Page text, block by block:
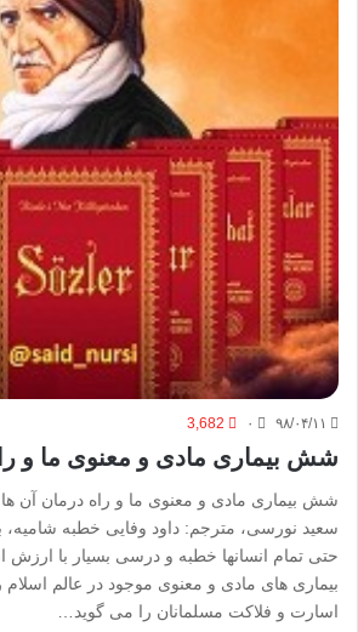
۹۸/۰۴/۱۱ ۰ 3,682
شش بیماری مادی و معنوی ما و
شش بیماری مادی و معنوی ما و راه درمان آن ها
سعید نورسی، مترجم: داود وفایی خطبه شامیه،
حتی تمام انسانها خطبه و درسی بسیار با ارزش
بیماری های مادی و معنوی موجود در عالم اسلام
اسارت و فلاکت مسلمانان را می گوید…